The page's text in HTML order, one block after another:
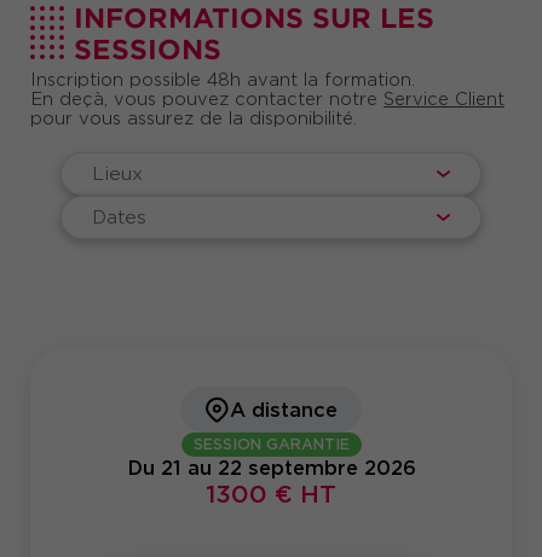
INFORMATIONS SUR LES
SESSIONS
Inscription possible 48h avant la formation.
En deçà, vous pouvez contacter notre Service Client
pour vous assurez de la disponibilité.
Lieux
Dates
A distance
SESSION GARANTIE
Du 21 au 22 septembre 2026
1300 € HT